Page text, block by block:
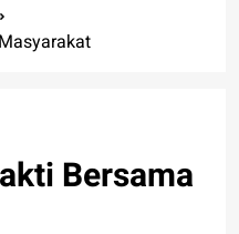
Bersama